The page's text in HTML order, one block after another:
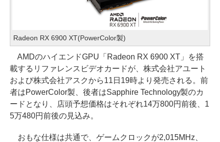
Radeon RX 6900 XT(PowerColor製)
AMDのハイエンドGPU「Radeon RX 6900 XT」を搭
載するリファレンスビデオカードが、株式会社アユート
および株式会社アスクから11日19時より発売される。前
者はPowerColor製、後者はSapphire Technology製のカ
ードとなり、店頭予想価格はそれぞれ14万800円前後、1
5万480円前後の見込み。
おもな仕様は共通で、ゲームクロックが2,015MHz、